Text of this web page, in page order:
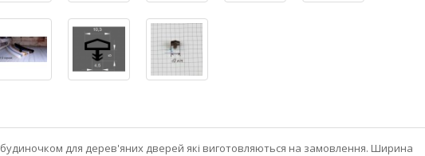
будиночком для дерев'яних дверей які виготовляються на замовлення. Ширина